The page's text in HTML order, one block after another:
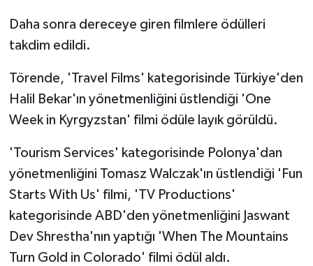
Daha sonra dereceye giren filmlere ödülleri
takdim edildi.
Törende, 'Travel Films' kategorisinde Türkiye'den
Halil Bekar'ın yönetmenliğini üstlendiği 'One
Week in Kyrgyzstan' filmi ödüle layık görüldü.
'Tourism Services' kategorisinde Polonya'dan
yönetmenliğini Tomasz Walczak'ın üstlendiği 'Fun
Starts With Us' filmi, 'TV Productions'
kategorisinde ABD'den yönetmenliğini Jaswant
Dev Shrestha'nın yaptığı 'When The Mountains
Turn Gold in Colorado' filmi ödül aldı.